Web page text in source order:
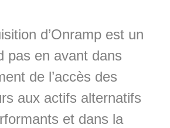
d’Onramp est un
pas en avant dans
de l’accès des
aux actifs alternatifs
et dans la